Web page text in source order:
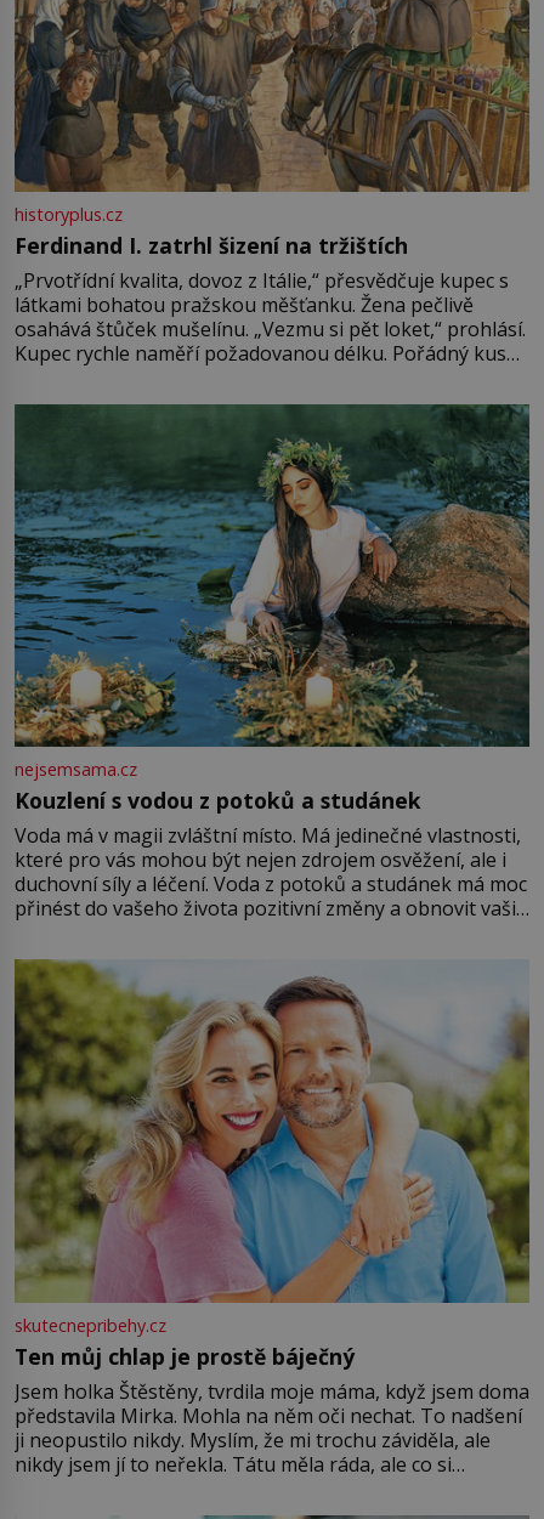
historyplus.cz
Ferdinand I. zatrhl šizení na tržištích
„Prvotřídní kvalita, dovoz z Itálie,“ přesvědčuje kupec s
látkami bohatou pražskou měšťanku. Žena pečlivě
osahává štůček mušelínu. „Vezmu si pět loket,“ prohlásí.
Kupec rychle naměří požadovanou délku. Pořádný kus
milostpaní. Stačí jenom na sukni,“ zhodnotí švadlena
množství růžového mušelínu. „Ošidili vás, podívejte.“
Vezme do ruky dřevěnou
nejsemsama.cz
Kouzlení s vodou z potoků a studánek
Voda má v magii zvláštní místo. Má jedinečné vlastnosti,
které pro vás mohou být nejen zdrojem osvěžení, ale i
duchovní síly a léčení. Voda z potoků a studánek má moc
přinést do vašeho života pozitivní změny a obnovit vaši
můžete obohatit své rituály a přinést do svého života
větší harmonii a klid. Je důležité
skutecnepribehy.cz
Ten můj chlap je prostě báječný
Jsem holka Štěstěny, tvrdila moje máma, když jsem doma
představila Mirka. Mohla na něm oči nechat. To nadšení
ji neopustilo nikdy. Myslím, že mi trochu záviděla, ale
nikdy jsem jí to neřekla. Tátu měla ráda, ale co si
Jsme spolu moc rádi Tehdy byla jiná doba, když